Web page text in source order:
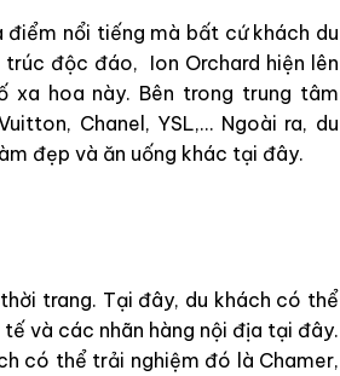
điểm nổi tiếng mà bất cứ khách du
trúc độc đáo, Ion Orchard hiện lên
xa hoa này. Bên trong trung tâm
Chanel, YSL,… Ngoài ra, du
đẹp và ăn uống khác tại đây.
trang. Tại đây, du khách có thể
và các nhãn hàng nội địa tại đây.
có thể trải nghiệm đó là Chamer,